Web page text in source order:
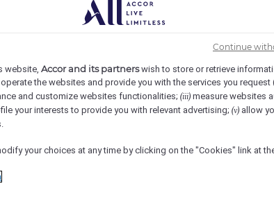
F/X)
website, Accor and its partnerswish to store or retrieve
operate the websites and provide you with the services you request
and customize websites functionalities; (iii) measure websites
your interests to provide you with relevant advertising; (v) allow
your choices at any time by clicking on the "Cookies" link at
Continue